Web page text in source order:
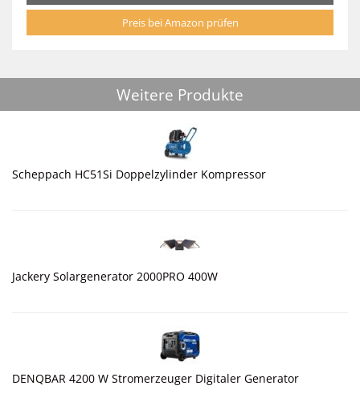
Preis bei Amazon prüfen
Weitere Produkte
Scheppach HC51Si Doppelzylinder Kompressor
Jackery Solargenerator 2000PRO 400W
DENQBAR 4200 W Stromerzeuger Digitaler Generator